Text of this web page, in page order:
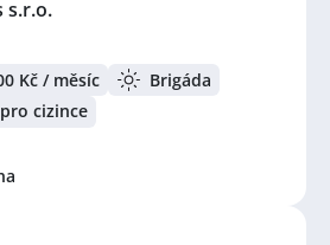
s.r.o.
Kč / měsíc
Brigáda
cizince